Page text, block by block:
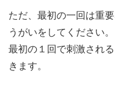
ただ、最初の一回は重
うがいをしてください。
最初の１回で刺激され
きます。